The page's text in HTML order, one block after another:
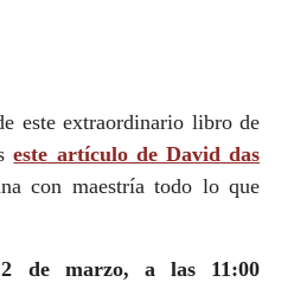
este extraordinario libro de
este artículo de David das
con maestría todo lo que
2 de marzo, a las 11:00